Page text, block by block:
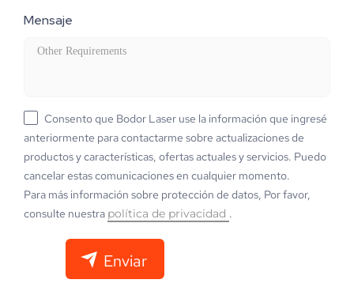
Mensaje
Consento que Bodor Laser use la información que ingresé
anteriormente para contactarme sobre actualizaciones de
productos y características, ofertas actuales y servicios. Puedo
cancelar estas comunicaciones en cualquier momento.
Para más información sobre protección de datos, Por favor,
consulte nuestra política de privacidad .
Enviar